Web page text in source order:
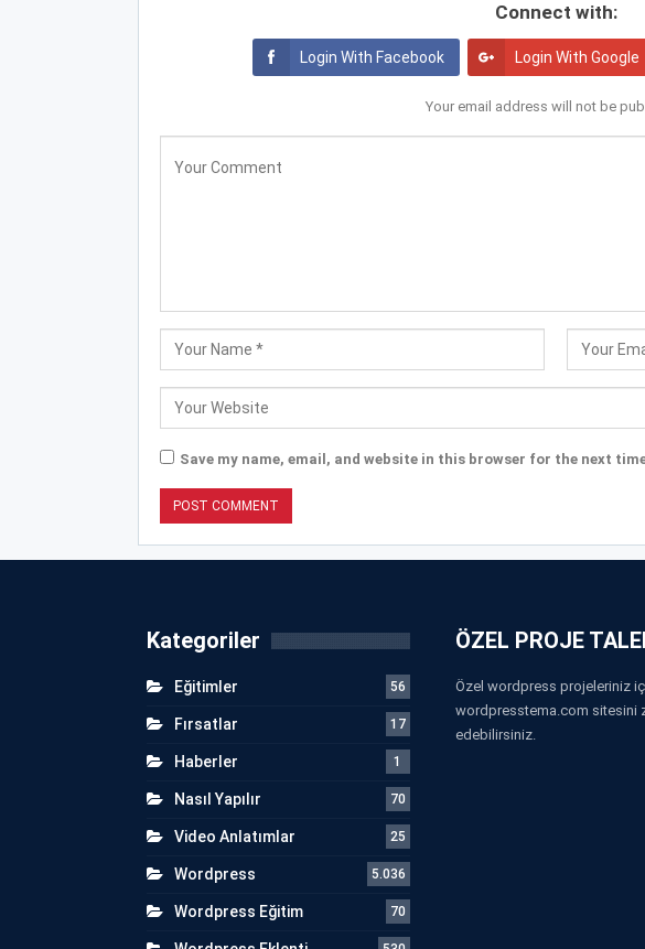
Connect with:
Login With Facebook Login With Google
Your email address will not be
Save my name, email, and website in this browser for the next
Kategoriler
Eğitimler 56
Fırsatlar 17
Haberler 1
Nasıl Yapılır 70
Video Anlatımlar 25
Wordpress 5.036
Wordpress Eğitim 70
ÖZEL PROJE
Özel wordpress projeleriniz
wordpresstema.com sitesini
edebilirsiniz.